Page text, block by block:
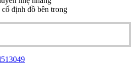
định đồ bên trong